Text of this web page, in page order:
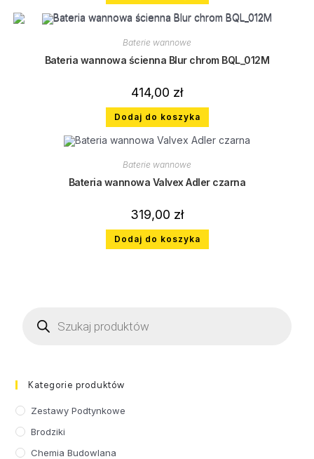
Baterie wannowe
Bateria wannowa ścienna Blur chrom BQL_012M
414,00 zł
Dodaj do koszyka
Baterie wannowe
Bateria wannowa Valvex Adler czarna
319,00 zł
Dodaj do koszyka
Kategorie produktów
Zestawy Podtynkowe
Brodziki
Chemia Budowlana